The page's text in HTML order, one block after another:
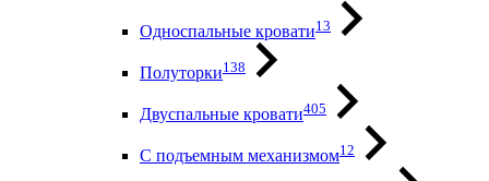
Односпальные кровати13
Полуторки138
Двуспальные кровати405
С подъемным механизмом12